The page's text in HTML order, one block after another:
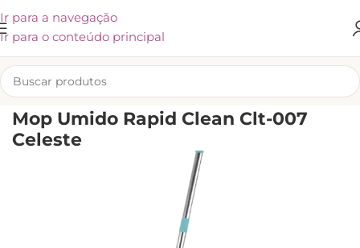
Ir para a navegação
Ir para o conteúdo principal
INÍCIO/KLIVEX
Mop Umido Rapid Clean Clt-007
Celeste